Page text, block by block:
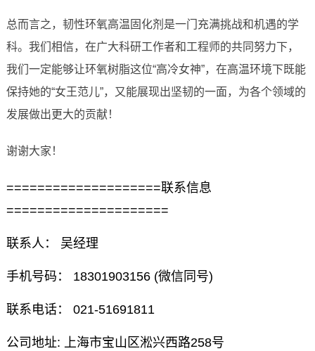
总而言之，韧性环氧高温固化剂是一门充满挑战和机遇的学
科。我们相信，在广大科研工作者和工程师的共同努力下，
我们一定能够让环氧树脂这位“高冷女神”，在高温环境下既能
保持她的“女王范儿”，又能展现出坚韧的一面，为各个领域的
发展做出更大的贡献！
谢谢大家！
====================联系信息
=====================
联系人： 吴经理
手机号码： 18301903156 (微信同号)
联系电话： 021-51691811
公司地址: 上海市宝山区淞兴西路258号